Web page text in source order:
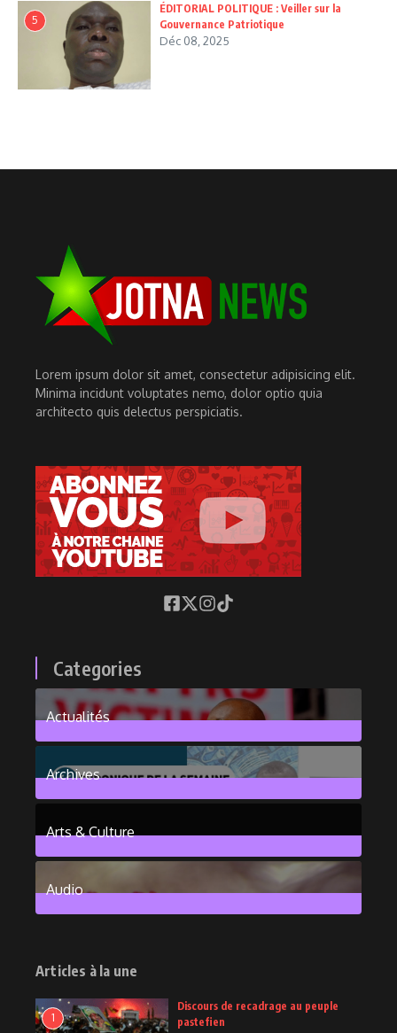
5
ÉDITORIAL POLITIQUE : Veiller sur la
Gouvernance Patriotique
Déc 08, 2025
Lorem ipsum dolor sit amet, consectetur adipisicing elit.
Minima incidunt voluptates nemo, dolor optio quia
architecto quis delectus perspiciatis.
Categories
Actualités
376Posts
Archives
Arts & Culture
6Posts
Audio
Articles à la une
1
Discours de recadrage au peuple
pastefien